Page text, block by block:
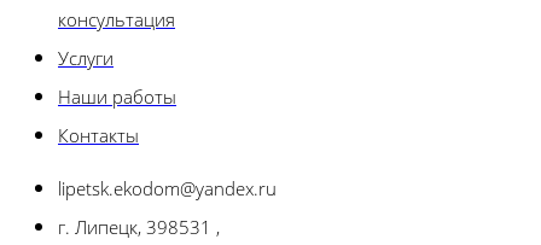
консультация
Услуги
Наши работы
Контакты
lipetsk.ekodom@yandex.ru
г. Липецк, 398531 ,